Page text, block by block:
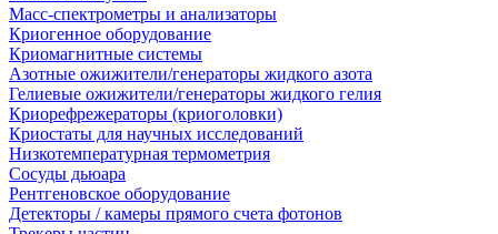
Масс-спектрометры и анализаторы
Криогенное оборудование
Криомагнитные системы
Азотные ожижители/генераторы жидкого азота
Гелиевые ожижители/генераторы жидкого гелия
Криорефрежераторы (криоголовки)
Криостаты для научных исследований
Низкотемпературная термометрия
Сосуды дьюара
Рентгеновское оборудование
Детекторы / камеры прямого счета фотонов